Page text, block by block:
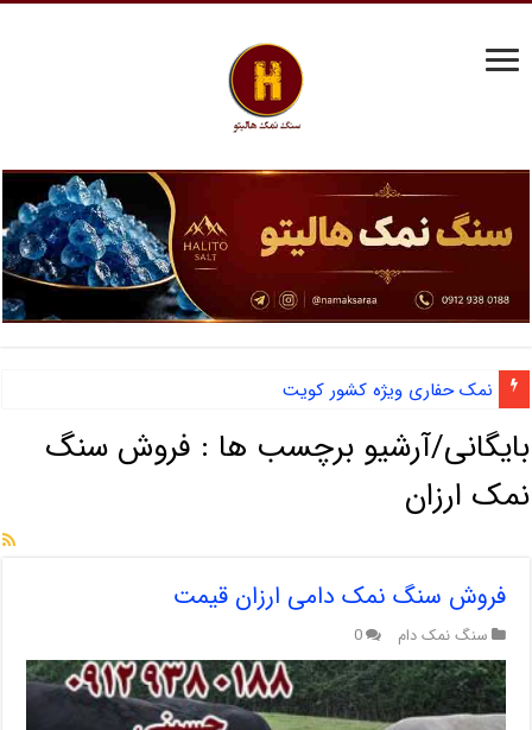
نمک حفاری ویژه کشور کویت
بایگانی/آرشیو برچسب ها : فروش سنگ
نمک ارزان
فروش سنگ نمک دامی ارزان قیمت
سنگ نمک دام 0